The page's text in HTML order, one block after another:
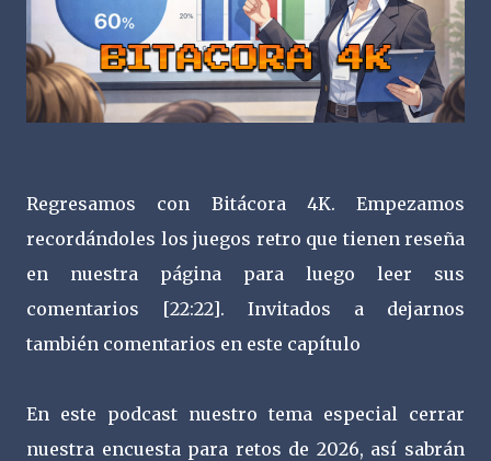
Regresamos con Bitácora 4K. Empezamos
recordándoles los juegos retro que tienen reseña
en nuestra página para luego leer sus
comentarios [22:22]. Invitados a dejarnos
también comentarios en este capítulo
En este podcast nuestro tema especial cerrar
nuestra encuesta para retos de 2026, así sabrán